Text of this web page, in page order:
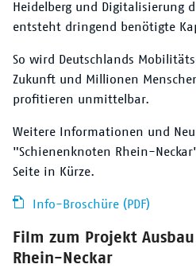
Heidelberg und Digitalisierung
entsteht dringend benötigte
So wird Deutschlands
Zukunft und Millionen
profitieren unmittelbar.
Weitere Informationen und
"Schienenknoten Rhein-
Seite in Kürze.
Info-Broschüre (PDF)
Film zum Projekt
Rhein-Neckar